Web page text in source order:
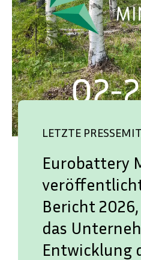
LETZTE
Eurobattery
Bericht
das
Entwicklung